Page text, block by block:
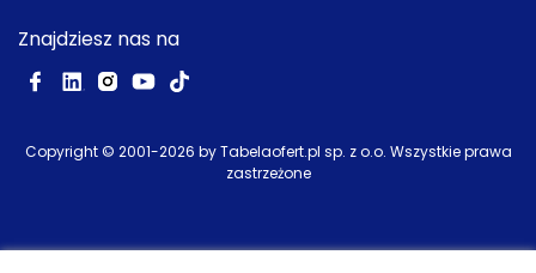
Znajdziesz nas na
Copyright © 2001-2026 by Tabelaofert.pl sp. z o.o. Wszystkie prawa
zastrzeżone